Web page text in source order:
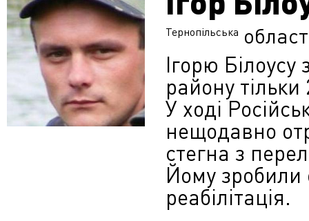
Тернопільська
Ігорю
району
У ході
нещодавно
стегна з
Йому зробили
реабілітація.